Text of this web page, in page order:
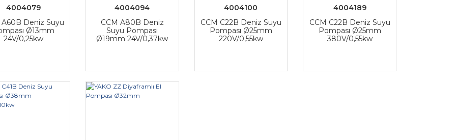
4004079
A60B Deniz Suyu
Ø13mm
24V/0,25kw
4004094
CCM A80B Deniz
Suyu Pompası
Ø19mm 24V/0,37kw
4004100
CCM C22B Deniz Suyu
Pompası Ø25mm
220V/0,55kw
4004189
CCM C22B Deniz Suyu
Pompası Ø25mm
380V/0,55kw